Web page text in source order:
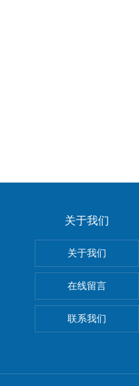
关于我们
关于我们
在线留言
联系我们